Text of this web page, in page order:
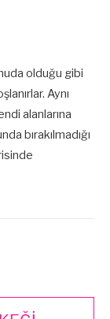
olduğu gibi
Aynı
alanlarına
bırakılmadığı